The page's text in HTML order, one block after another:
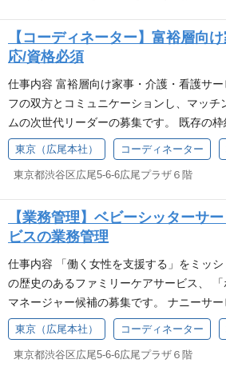
・成人看護、老人看護の就業経験が5年以
のマネジメント・管理者としての経験があ
ピタリティマインドを持って応対ができ
化の多い環境で、創意工夫しながら行動
方 ・チームで協働して仕事を進められる
がある方 ・論理的思考力・企画力・数値
p） ・WEBツールやオフィスツール・チ
報 チャイルドケアサービス部（本社）は
社した社員が多いため、今までの経験を
境です。業務についてはOJT体制が整っ
尾本社は日比谷線広尾駅徒歩1分の立地で
スTHINK ROOMやオンラインブース、ラ
することができます。ポピンズグループ
ーションを取りながら仕事を進めていきま
【コーディネーター】富裕層向
応/資格必須
仕事内容 富裕層向け家事・介護・看護サ
フの双方とコミュニケーションし、マッ
ムの次世代リーダーの募集です。 既存の
らの力で解決に向けて動くことやしくみづ
しております。 ①コーディネーター（介護
サービス「ポピンズ VIPケアサービス」
ッチングを行う仕事です。 VIPケアサー
りごとをお伺いし、お気持ちに寄り添い
ネーター（看護師資格） ナースケアのリ
きます。 ナースケアスタッフの育成ほか
して、当社サービスを世の中に浸透させ
護・看護サービスの最適なコーデ
ビス内容のご案内 ・入会の契約業務 ・お
業業務 ・その他事業部内業務 ➁コーディ
東京（広尾本社） コーディネーター
東京都渋谷区広尾5-6-6広尾プラザ６階
【業務管理】ベビーシッターサ
ビスの業務管理
仕事内容 「働く女性を支援する」をミッ
の歴史のあるファミリーケアサービス、
マネージャー候補の募集です。 ナニーサ
ワン」を目指しており、 お子さまをお預
するサービスです。 また、完全オーダー
は、 介護保険外のご要望まで幅広く対
東京（広尾本社） コーディネーター
東京都渋谷区広尾5-6-6広尾プラザ６階